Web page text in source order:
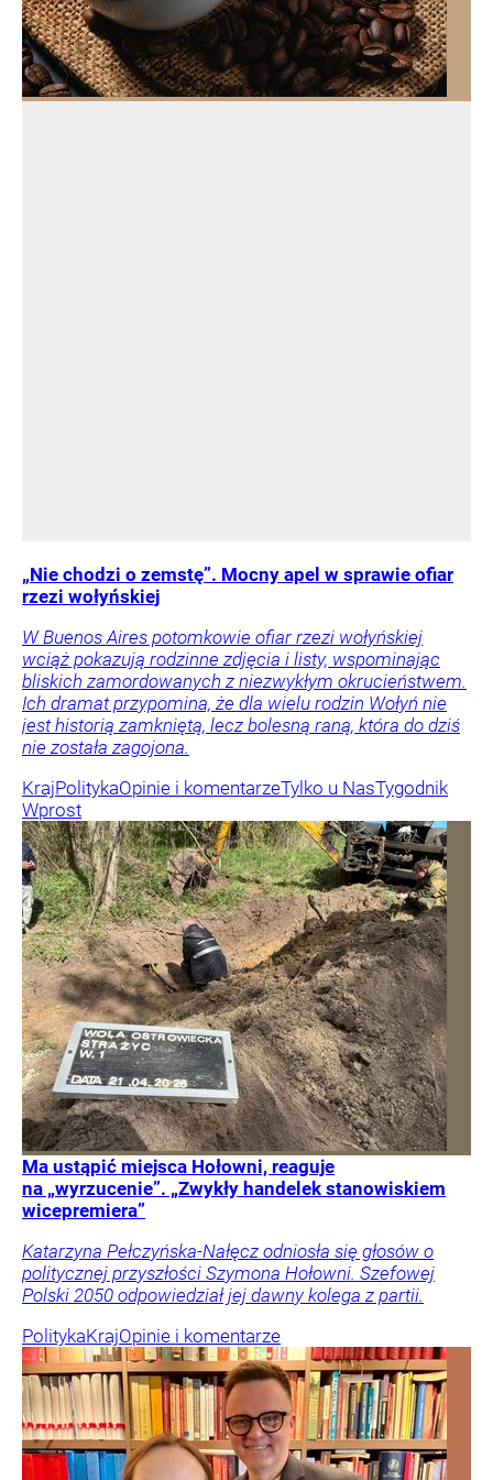
„Nie chodzi o zemstę”. Mocny apel w sprawie ofiar
rzezi wołyńskiej
W Buenos Aires potomkowie ofiar rzezi wołyńskiej
wciąż pokazują rodzinne zdjęcia i listy, wspominając
bliskich zamordowanych z niezwykłym okrucieństwem.
Ich dramat przypomina, że dla wielu rodzin Wołyń nie
jest historią zamkniętą, lecz bolesną raną, która do dziś
nie została zagojona.
KrajPolitykaOpinie i komentarzeTylko u NasTygodnik
Wprost
Ma ustąpić miejsca Hołowni, reaguje
na „wyrzucenie”. „Zwykły handelek stanowiskiem
wicepremiera”
Katarzyna Pełczyńska-Nałęcz odniosła się głosów o
politycznej przyszłości Szymona Hołowni. Szefowej
Polski 2050 odpowiedział jej dawny kolega z partii.
PolitykaKrajOpinie i komentarze